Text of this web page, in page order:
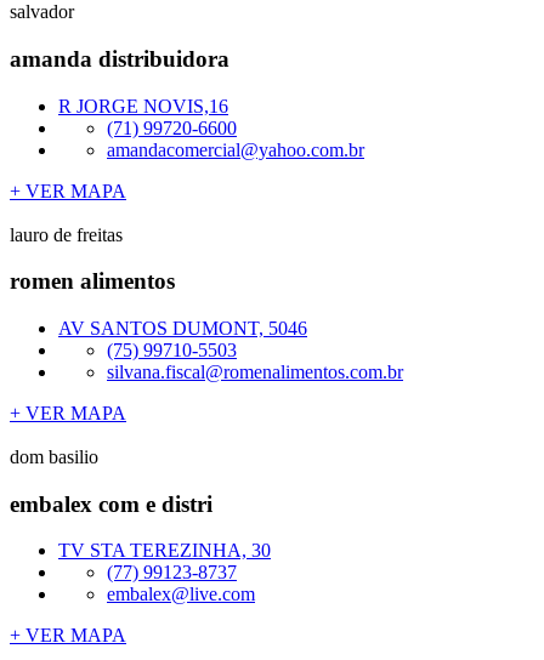
salvador
amanda distribuidora
R JORGE NOVIS,16
(71) 99720-6600
amandacomercial@yahoo.com.br
+ VER MAPA
lauro de freitas
romen alimentos
AV SANTOS DUMONT, 5046
(75) 99710-5503
silvana.fiscal@romenalimentos.com.br
+ VER MAPA
dom basilio
embalex com e distri
TV STA TEREZINHA, 30
(77) 99123-8737
embalex@live.com
+ VER MAPA